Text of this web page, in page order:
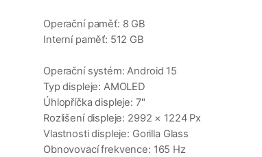
Operační paměť: 8 GB
Interní paměť: 512 GB
Operační systém: Android 15
Typ displeje: AMOLED
Úhlopříčka displeje: 7"
Rozlišení displeje: 2992 × 1224 Px
Vlastnosti displeje: Gorilla Glass
Obnovovací frekvence: 165 Hz